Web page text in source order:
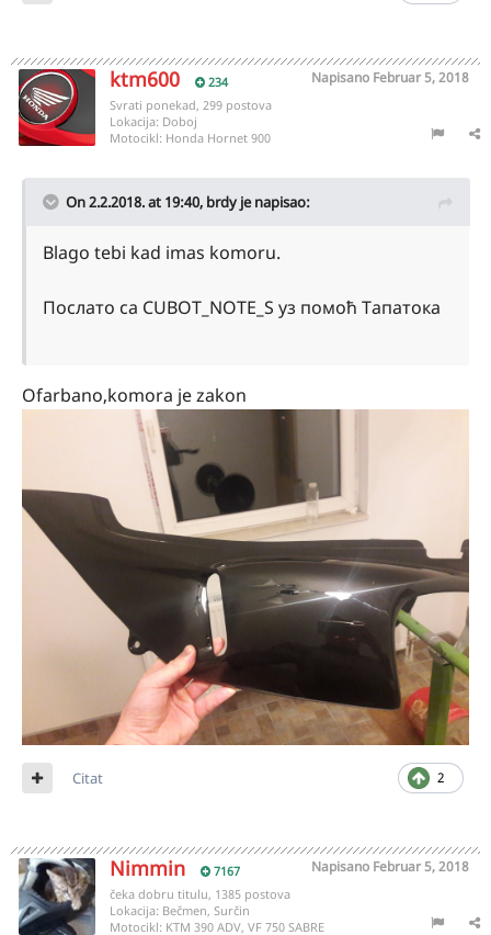
ktm600 234 Napisano Februar 5, 2018
Svrati ponekad, 299 postova
Lokacija: Doboj
Motocikl: Honda Hornet 900
On 2.2.2018. at 19:40, brdy je napisao:
Blago tebi kad imas komoru.
Послато са CUBOT_NOTE_S уз помоћ Тапатока
Ofarbano,komora je zakon
2
Citat
Nimmin 7167 Napisano Februar 5, 2018
čeka dobru titulu, 1385 postova
Lokacija: Bečmen, Surčin
Motocikl: KTM 390 ADV, VF 750 SABRE